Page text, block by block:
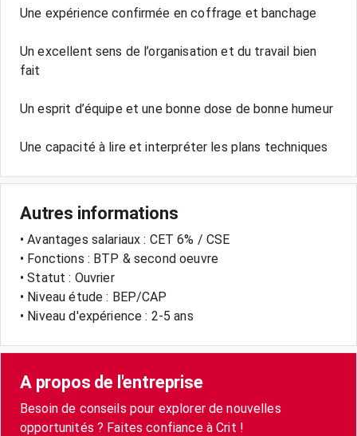
Une expérience confirmée en coffrage et banchage
Un excellent sens de l’organisation et du travail bien
fait
Un esprit d’équipe et une bonne dose de bonne humeur
Autres informations
• Avantages salariaux : CET 6% / CSE
• Fonctions : BTP & second oeuvre
• Statut : Ouvrier
• Niveau étude : BEP/CAP
• Niveau d'expérience : 2-5 ans
A propos de l'entreprise
Besoin de conseils pour explorer de nouvelles
opportunités ? Faites confiance à Crit !